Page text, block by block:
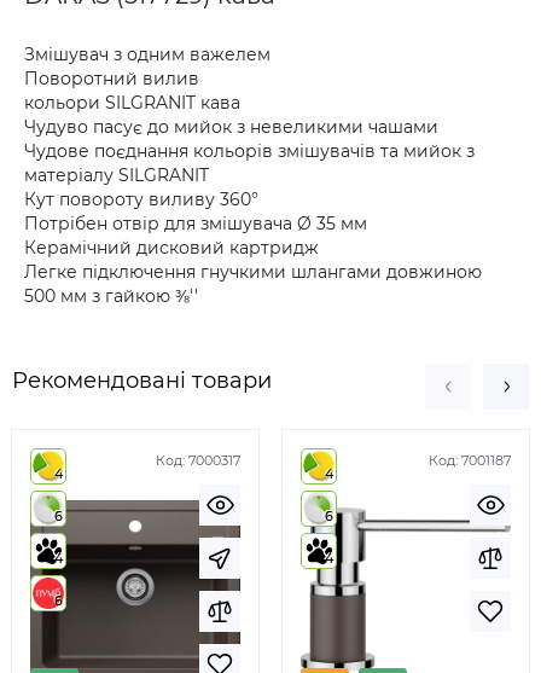
Змішувач з одним важелем
Поворотний вилив
кольори SILGRANIT кава
Чудуво пасує до мийок з невеликими чашами
Чудове поєднання кольорів змішувачів та мийок з
матеріалу SILGRANIT
Кут повороту виливу 360°
Потрібен отвір для змішувача Ø 35 мм
Керамічний дисковий картридж
Легке підключення гнучкими шлангами довжиною
500 мм з гайкою ⅜''
Рекомендовані товари
Код: 7000317
4
6
4
6
Код: 7001187
4
6
4